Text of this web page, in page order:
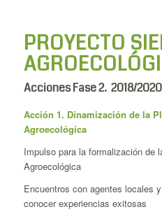
PROYECTO
Acciones Fase 2. 2018/2020
Acción 1. Dinamización de la
Agroecológica
Impulso para la formalización de
Agroecológica
Encuentros con agentes locales
conocer experiencias exitosas